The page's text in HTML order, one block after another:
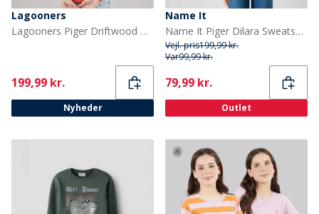
Lagooners
Lagooners Piger Driftwood Hættetrøje Mandarin
Current
199,99 kr.
Nyheder
Name It
Name It Piger Dilara Sweatshirt Chateau Gray
Vejl. pris199,99 kr.
Var99,99 kr.
Current
79,99 kr.
Outlet